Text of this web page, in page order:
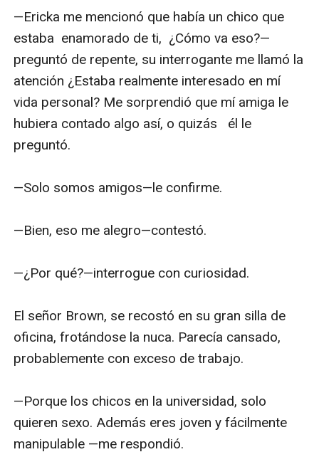
—Ericka me mencionó que había un chico que
estaba  enamorado de ti,  ¿Cómo va eso?—
preguntó de repente, su interrogante me llamó la
atención ¿Estaba realmente interesado en mí
vida personal? Me sorprendió que mí amiga le
hubiera contado algo así, o quizás   él le
preguntó.
—Solo somos amigos—le confirme.
—Bien, eso me alegro—contestó.
—¿Por qué?—interrogue con curiosidad.
El señor Brown, se recostó en su gran silla de
oficina, frotándose la nuca. Parecía cansado,
probablemente con exceso de trabajo.
—Porque los chicos en la universidad, solo
quieren sexo. Además eres joven y fácilmente
manipulable —me respondió.